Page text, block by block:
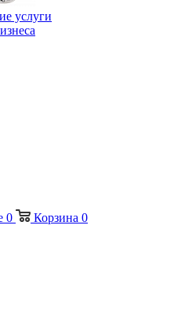
услуги
0 Корзина 0